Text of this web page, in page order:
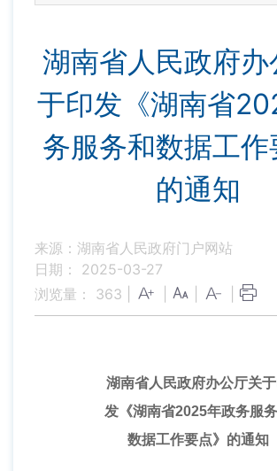
湖南省人民政府办
于印发《湖南省
务服务和数据工作
的通知
来源：湖南省人民政府门户网站
日期： 2025-03-27
浏览量： 363
湖南省人民政府办公厅关
发《湖南省2025年政务服
数据工作要点》的通知